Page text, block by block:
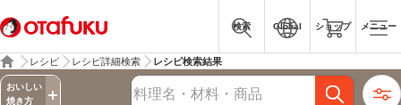
検索 Global ショップ メニュー
レシピ レシピ詳細検索 レシピ検索結果
おいしい
焼き方
レシピ検索